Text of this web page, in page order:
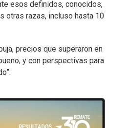
esos definidos, conocidos,
otras razas, incluso hasta 10
precios que superaron en
y con perspectivas para